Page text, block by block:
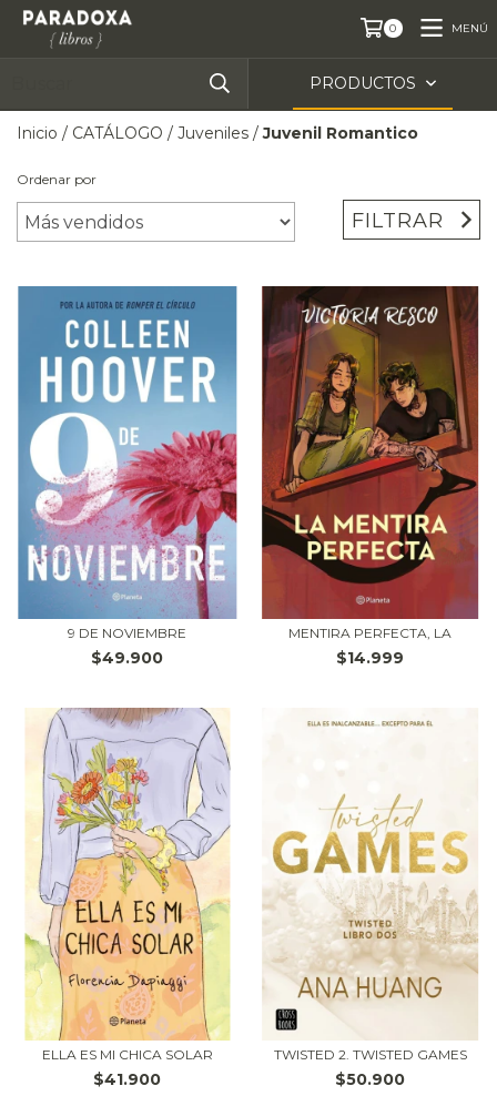
0 MENÚ
PRODUCTOS
Inicio / CATÁLOGO / Juveniles / Juvenil Romantico
Ordenar por
FILTRAR
9 DE NOVIEMBRE
$49.900
MENTIRA PERFECTA, LA
$14.999
ELLA ES MI CHICA SOLAR
$41.900
TWISTED 2. TWISTED GAMES
$50.900